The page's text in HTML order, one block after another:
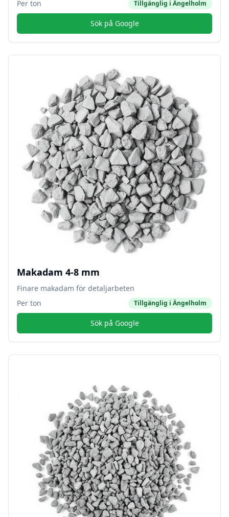
Per ton Tillgänglig i Ängelholm
Sök på Google
Makadam 4-8 mm
Finare makadam för detaljarbeten
Per ton
Tillgänglig i Ängelholm
Sök på Google